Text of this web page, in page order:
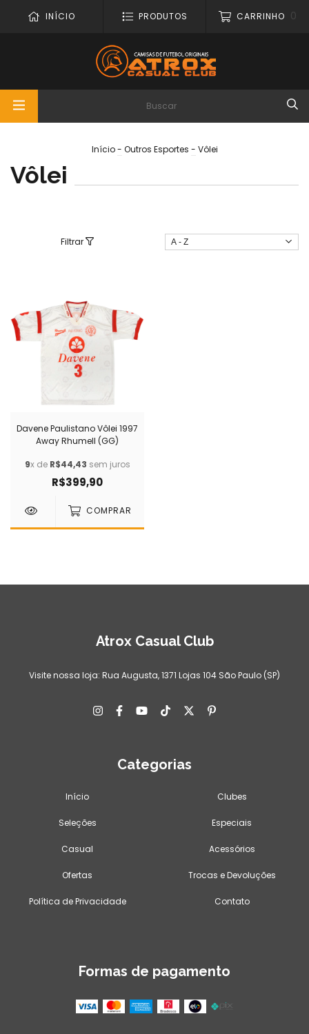
INÍCIO PRODUTOS CARRINHO 0
Início - Outros Esportes - Vôlei
Vôlei
Filtrar
Davene Paulistano Vôlei 1997
Away Rhumell (GG)
9x de R$44,43 sem juros
R$399,90
COMPRAR
Atrox Casual Club
Visite nossa loja: Rua Augusta, 1371 Lojas 104 São Paulo (SP)
Categorias
Início Clubes
Seleções Especiais
Casual Acessórios
Ofertas Trocas e Devoluções
Política de Privacidade Contato
Formas de pagamento